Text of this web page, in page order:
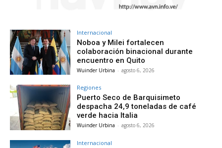
Internacional
Noboa y Milei fortalecen
colaboración binacional durante
encuentro en Quito
Wuinder Urbina - agosto 6, 2026
Regiones
Puerto Seco de Barquisimeto
despacha 24,9 toneladas de café
verde hacia Italia
Wuinder Urbina - agosto 6, 2026
Internacional